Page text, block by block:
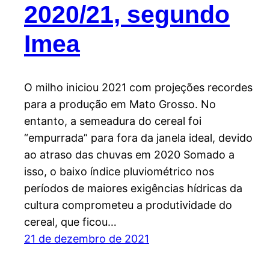
2020/21, segundo
Imea
O milho iniciou 2021 com projeções recordes
para a produção em Mato Grosso. No
entanto, a semeadura do cereal foi
“empurrada” para fora da janela ideal, devido
ao atraso das chuvas em 2020 Somado a
isso, o baixo índice pluviométrico nos
períodos de maiores exigências hídricas da
cultura comprometeu a produtividade do
cereal, que ficou…
21 de dezembro de 2021